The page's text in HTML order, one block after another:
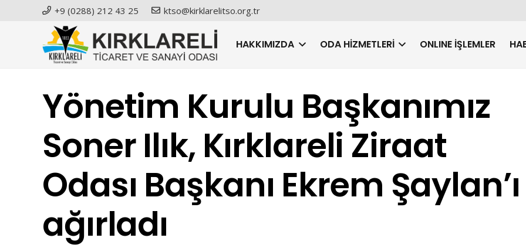
+9 (0288) 212 43 25 ktso@kirklarelitso.org.tr
HAKKIMIZDA ODA HIZMETLERI ONLINE İŞLEMLER
Yönetim Kurulu Başkanımız
Soner Ilık, Kırklareli Ziraat
Odası Başkanı Ekrem Şaylan’ı
ağırladı